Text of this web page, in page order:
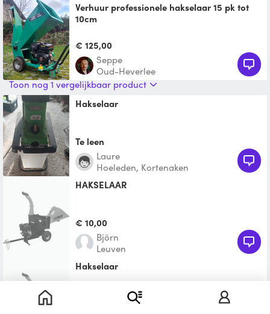
Verhuur professionele hakselaar 15 pk tot
10cm
verwerkt met zijn krachtige 15 pk
aangedreven invoerwals zonder
€ 125,00
Seppe
Oud-Heverlee
Toon nog 1 vergelijkbaar product
Hakselaar
Te leen
Laure
Hoeleden, Kortenaken
HAKSELAAR
€ 10,00
Björn
Leuven
Hakselaar